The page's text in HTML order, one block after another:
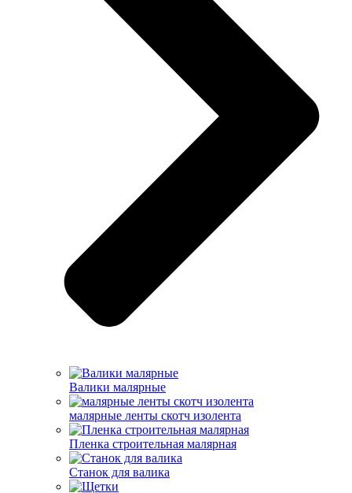
Валики малярные
малярные ленты скотч изолента
Пленка строительная малярная
Станок для валика